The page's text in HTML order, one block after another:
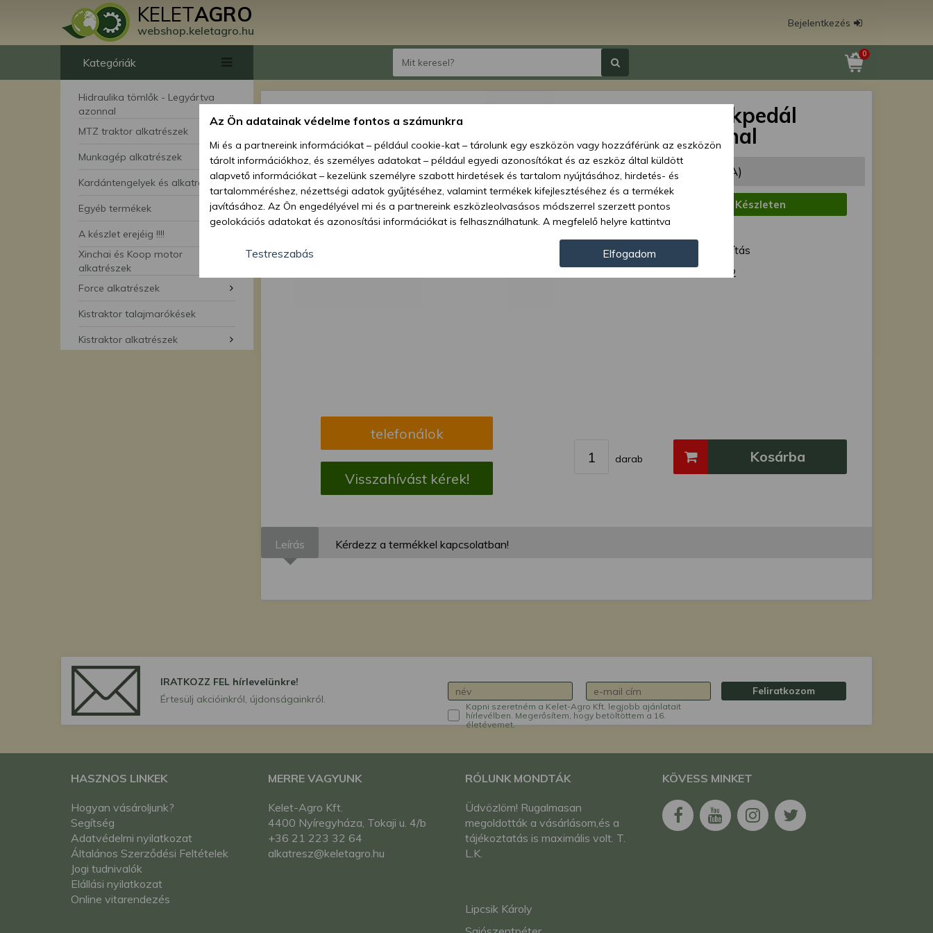
KELETAGRO
webshop.keletagro.hu
Bejelentkezés
Kategóriák
Hidraulika tömlők - Legyártva
azonnal
MTZ traktor alkatrészek
Munkagép alkatrészek
Kardántengelyek és alkatrészei
Egyéb termékek
A készlet erejéig !!!!
Xinchai és Koop motor
alkatrészek
Force alkatrészek
Kistraktor talajmarókések
Kistraktor alkatrészek
0
telefonálok
Visszahívást kérek!
MTZ rugó 152 (fékpedál
visszahúzó) original
Ár: 1 065 Ft (839 Ft + ÁFA)
Elérhetőség:
Készleten
Szállítás:
Szállítási mód:
Normál szállítás
50- 1605152
darab Kosárba
Leírás Kérdezz a termékkel kapcsolatban!
IRATKOZZ FEL hírlevelünkre!
Értesülj akcióinkról, újdonságainkról.
Kapni szeretném a Kelet-Agro Kft. legjobb ajánlatait
hírlevélben. Megerősítem, hogy betöltöttem a 16.
életévemet.
Feliratkozom
HASZNOS LINKEK
Hogyan vásároljunk?
Segítség
Adatvédelmi nyilatkozat
Általános Szerződési Feltételek
Jogi tudnivalók
Elállási nyilatkozat
Online vitarendezés
MERRE VAGYUNK
Kelet-Agro Kft.
4400 Nyíregyháza, Tokaji u. 4/b
+36 21 223 32 64
alkatresz@keletagro.hu
RÓLUNK MONDTÁK
Üdvözlöm! Rugalmasan
megoldották a vásárlásom,és a
tájékoztatás is maximális volt. T.
L.K.
Lipcsik Károly
KÖVESS MINKET
Az Ön adatainak védelme fontos a számunkra
Mi és a partnereink információkat – például cookie-kat – tárolunk egy eszközön vagy hozzáférünk az eszközön
tárolt információkhoz, és személyes adatokat – például egyedi azonosítókat és az eszköz által küldött
alapvető információkat – kezelünk személyre szabott hirdetések és tartalom nyújtásához, hirdetés- és
tartalomméréshez, nézettségi adatok gyűjtéséhez, valamint termékek kifejlesztéséhez és a termékek
javításához. Az Ön engedélyével mi és a partnereink eszközleolvasásos módszerrel szerzett pontos
geolokációs adatokat és azonosítási információkat is felhasználhatunk. A megfelelő helyre kattintva
hozzájárulhat ahhoz, hogy mi és a partnereink a fent leírtak szerint adatkezelést végezzünk. Másik
lehetőségként a hozzájárulás megadása vagy elutasítása előtt részletesebb információkhoz juthat, és
megváltoztathatja beállításait. Felhívjuk figyelmét, hogy személyes adatainak bizonyos kezeléséhez nem
feltétlenül szükséges az Ön hozzájárulása, de jogában áll tiltakozni az ilyen jellegű adatkezelés ellen. A
Testreszabás Elfogadom